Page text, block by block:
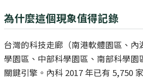
為什麼這個現象值得記錄
台灣的科技走廊（南港軟體園區、內
學園區、中部科學園區、南部科學園
關鍵引擎。內科 2017 年已有 5,750